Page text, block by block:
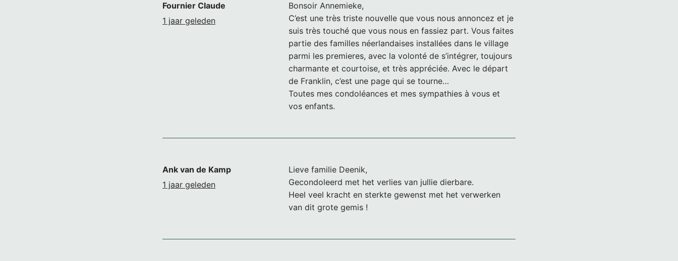
Fournier Claude
1 jaar geleden
Bonsoir Annemieke,
C’est une très triste nouvelle que vous nous annoncez et je
suis très touché que vous nous en fassiez part. Vous faites
partie des familles néerlandaises installées dans le village
parmi les premieres, avec la volonté de s’intégrer, toujours
charmante et courtoise, et très appréciée. Avec le départ
de Franklin, c’est une page qui se tourne…
Toutes mes condoléances et mes sympathies à vous et
vos enfants.
Ank van de Kamp
1 jaar geleden
Lieve familie Deenik,
Gecondoleerd met het verlies van jullie dierbare.
Heel veel kracht en sterkte gewenst met het verwerken
van dit grote gemis !